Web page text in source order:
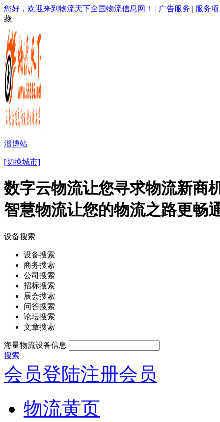
您好，欢迎来到物流天下全国物流信息网！ | 广告服务 | 服务
藏
淄博站
[切换城市]
数字云物流让您寻求物流新商
智慧物流让您的物流之路更畅
设备搜索
设备搜索
商务搜索
公司搜索
招标搜索
展会搜索
问答搜索
论坛搜索
文章搜索
海量物流设备信息
搜索
会员登陆注册会员
物流黄页